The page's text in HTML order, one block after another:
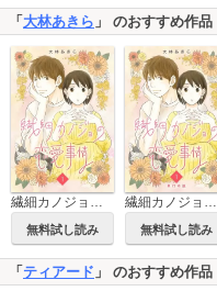
「 大林あきら 」 のおすすめ作品
繊細カノジョの恋愛事情
無料試し読み
繊細カノジョの恋愛事情 単行本版
無料試し読み
「 ティアード 」 のおすすめ作品